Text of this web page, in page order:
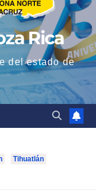
Rica
del estado de
Tihuatlán